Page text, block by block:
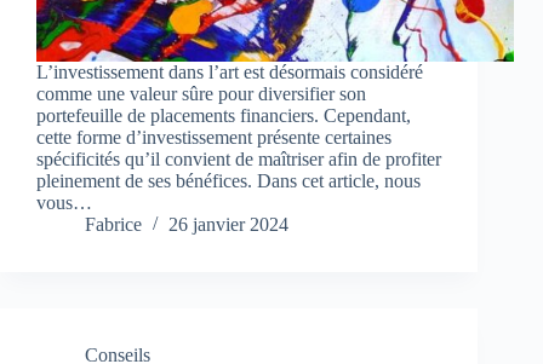
L’investissement dans l’art est désormais considéré
comme une valeur sûre pour diversifier son
portefeuille de placements financiers. Cependant,
cette forme d’investissement présente certaines
spécificités qu’il convient de maîtriser afin de profiter
pleinement de ses bénéfices. Dans cet article, nous
vous…
Fabrice
26 janvier 2024
Conseils